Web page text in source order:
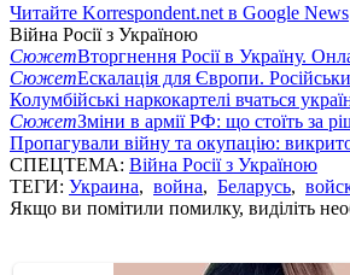
Читайте Korrespondent.net в Google News
Війна Росії з Україною
СюжетВторгнення Росії в Україну.
СюжетЕскалація для Європи.
Колумбійські наркокартелі вчаться
СюжетЗміни в армії РФ: що стоїть за
Пропагували війну та окупацію:
СПЕЦТЕМА: Війна Росії з Україною
ТЕГИ: Украина, война, Беларусь,
Якщо ви помітили помилку, виділіть